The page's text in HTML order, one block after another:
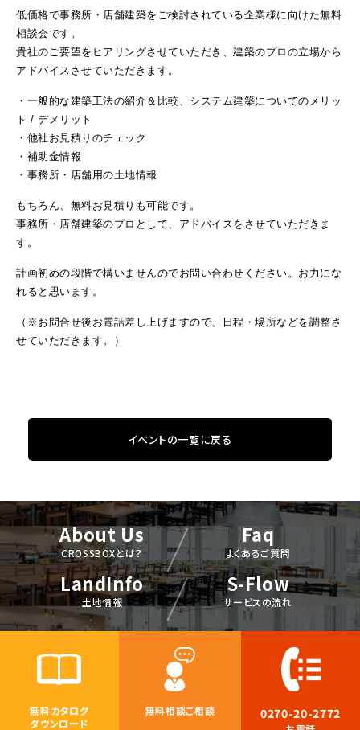
低価格で事務所・店舗建築をご検討されている企業様に向けた無料
相談会です。
貴社のご要望をヒアリングさせていただき、建築のプロの立場から
アドバイスさせていただきます。
・一般的な建築工法の紹介＆比較、システム建築についてのメリッ
ト / デメリット
・他社お見積りのチェック
・補助金情報
・事務所・店舗用の土地情報
もちろん、無料お見積りも可能です。
事務所・店舗建築のプロとして、アドバイスをさせていただきま
す。
計画初めの段階で構いませんのでお問い合わせください。お力にな
れると思います。
（※お問合せ後お電話差し上げますので、日程・場所などを調整さ
せていただきます。）
イベントの一覧に戻る
About Us
CROSSBOXとは？
Faq
よくあるご質問
LandInfo
土地情報
S-Flow
サービスの流れ
無料カタログ
ダウンロード
無料相談ご相談 0270-20-2772